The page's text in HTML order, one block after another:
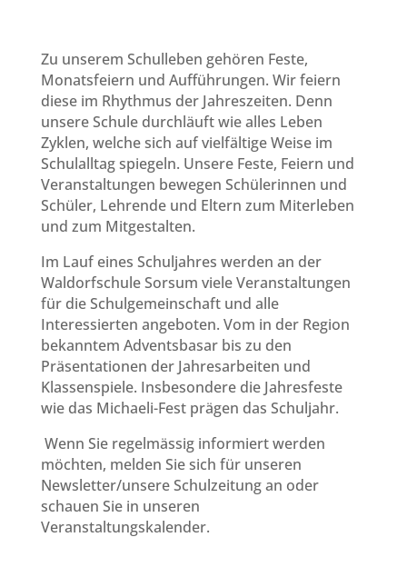
Zu unserem Schulleben gehören Feste,
Monatsfeiern und Aufführungen. Wir feiern
diese im Rhythmus der Jahreszeiten. Denn
unsere Schule durchläuft wie alles Leben
Zyklen, welche sich auf vielfältige Weise im
Schulalltag spiegeln. Unsere Feste, Feiern und
Veranstaltungen bewegen Schülerinnen und
Schüler, Lehrende und Eltern zum Miterleben
und zum Mitgestalten.
Im Lauf eines Schuljahres werden an der
Waldorfschule Sorsum viele Veranstaltungen
für die Schulgemeinschaft und alle
Interessierten angeboten. Vom in der Region
bekanntem Adventsbasar bis zu den
Präsentationen der Jahresarbeiten und
Klassenspiele. Insbesondere die Jahresfeste
wie das Michaeli-Fest prägen das Schuljahr.
Wenn Sie regelmässig informiert werden
möchten, melden Sie sich für unseren
Newsletter/unsere Schulzeitung an oder
schauen Sie in unseren
Veranstaltungskalender.